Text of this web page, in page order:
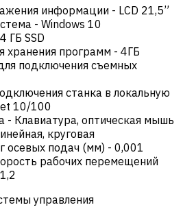
информации - LCD 21,5”
- Windows 10
ГБ SSD
хранения программ - 4ГБ
подключения съемных
станка в локальную
10/100
- Клавиатура, оптическая мышь
круговая
осевых подач (мм) - 0,001
рабочих перемещений
1,2
управления